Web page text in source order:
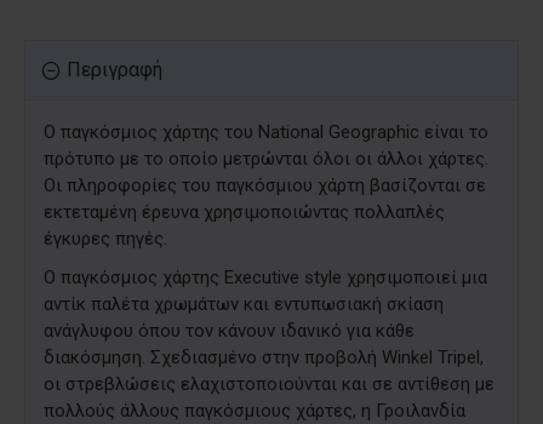
Περιγραφή
Ο παγκόσμιος χάρτης του National Geographic είναι το
πρότυπο με το οποίο μετρώνται όλοι οι άλλοι χάρτες.
Οι πληροφορίες του παγκόσμιου χάρτη βασίζονται σε
εκτεταμένη έρευνα χρησιμοποιώντας πολλαπλές
έγκυρες πηγές.
Ο παγκόσμιος χάρτης Executive style χρησιμοποιεί μια
αντίκ παλέτα χρωμάτων και εντυπωσιακή σκίαση
ανάγλυφου όπου τον κάνουν ιδανικό για κάθε
διακόσμηση. Σχεδιασμένο στην προβολή Winkel Tripel,
οι στρεβλώσεις ελαχιστοποιούνται και σε αντίθεση με
πολλούς άλλους παγκόσμιους χάρτες, η Γροιλανδία